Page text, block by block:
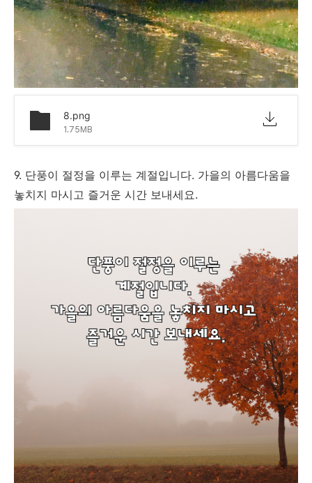
8.png
1.75MB
9. 단풍이 절정을 이루는 계절입니다. 가을의 아름다움을
놓치지 마시고 즐거운 시간 보내세요.